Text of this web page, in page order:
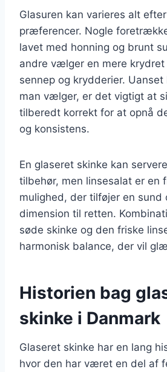
Glasuren kan varieres alt
præferencer. Nogle
lavet med honning og brunt
andre vælger en mere krydret
sennep og krydderier.
man vælger, er det vigtigt at
tilberedt korrekt for at opnå
og konsistens.
En glaseret skinke kan
tilbehør, men linsesalat er en
mulighed, der tilføjer en sund
dimension til retten.
søde skinke og den friske
harmonisk balance, der vil
Historien bag
skinke i Danmark
Glaseret skinke har en lang
hvor den har været en del af